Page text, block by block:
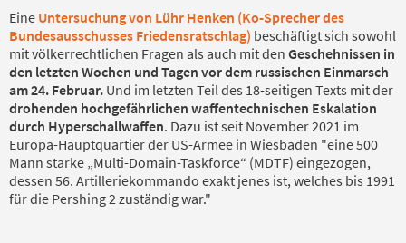
Eine Untersuchung von Lühr Henken (Ko-Sprecher des
Bundesausschusses Friedensratschlag) beschäftigt sich sowohl
mit völkerrechtlichen Fragen als auch mit den Geschehnissen in
den letzten Wochen und Tagen vor dem russischen Einmarsch
am 24. Februar. Und im letzten Teil des 18-seitigen Texts mit der
drohenden hochgefährlichen waffentechnischen Eskalation
durch Hyperschallwaffen. Dazu ist seit November 2021 im
Europa-Hauptquartier der US-Armee in Wiesbaden "eine 500
Mann starke „Multi-Domain-Taskforce“ (MDTF) eingezogen,
dessen 56. Artilleriekommando exakt jenes ist, welches bis 1991
für die Pershing 2 zuständig war."